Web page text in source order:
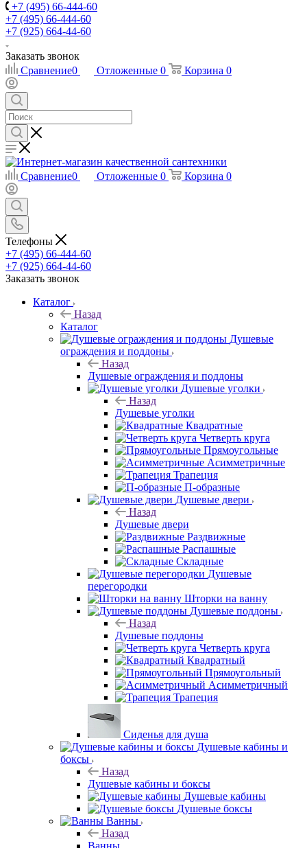
+7 (495) 66-444-60
+7 (495) 66-444-60
+7 (925) 664-44-60
Заказать звонок
Сравнение0 Отложенные 0 Корзина 0
Сравнение0 Отложенные 0 Корзина 0
Телефоны
+7 (495) 66-444-60
+7 (925) 664-44-60
Заказать звонок
Каталог
Назад
Каталог
Душевые
ограждения и поддоны
Назад
Душевые ограждения и поддоны
Душевые уголки
Назад
Душевые уголки
Квадратные
Четверть круга
Прямоугольные
Асимметричные
Трапеция
П-образные
Душевые двери
Назад
Душевые двери
Раздвижные
Распашные
Складные
Душевые
перегородки
Шторки на ванну
Душевые поддоны
Назад
Душевые поддоны
Четверть круга
Квадратный
Прямоугольный
Асимметричный
Трапеция
Сиденья для душа
Душевые кабины и
боксы
Назад
Душевые кабины и боксы
Душевые кабины
Душевые боксы
Ванны
Назад
Ванны